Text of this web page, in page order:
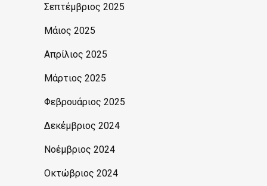
Σεπτέμβριος 2025
Μάιος 2025
Απρίλιος 2025
Μάρτιος 2025
Φεβρουάριος 2025
Δεκέμβριος 2024
Νοέμβριος 2024
Οκτώβριος 2024